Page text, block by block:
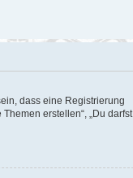
dass eine Registrierung
erstellen“, „Du darfst